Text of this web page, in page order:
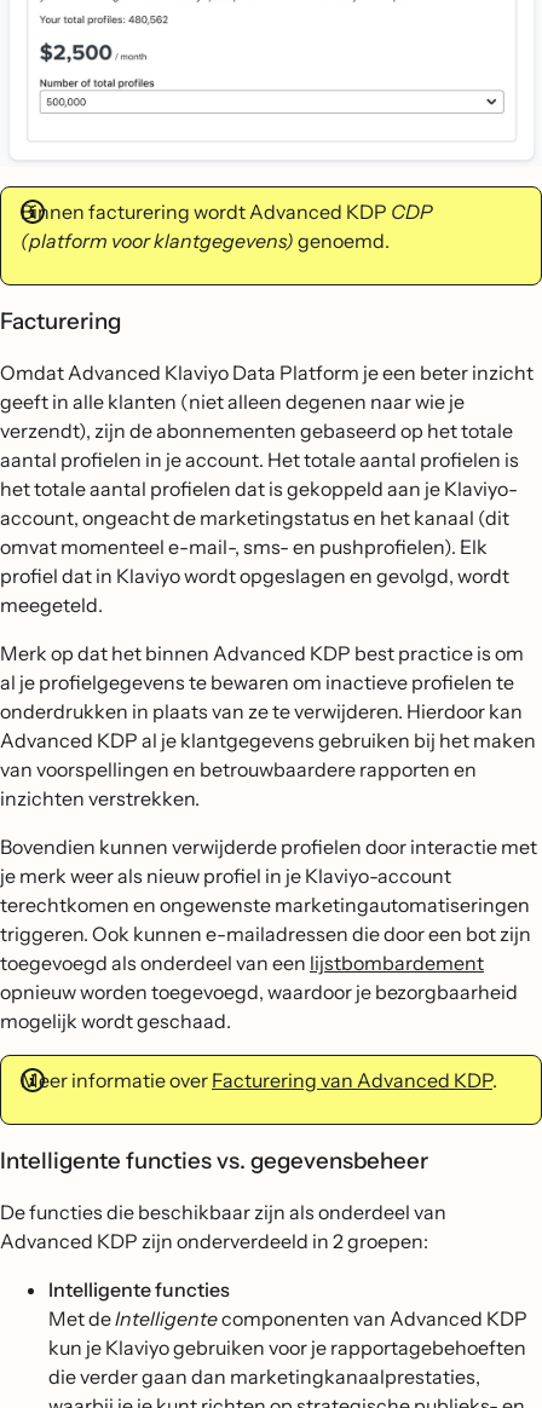
Binnen facturering wordt Advanced KDP CDP
(platform voor klantgegevens) genoemd.
Facturering
Omdat Advanced Klaviyo Data Platform je een beter inzicht
geeft in alle klanten (niet alleen degenen naar wie je
verzendt), zijn de abonnementen gebaseerd op het totale
aantal profielen in je account. Het totale aantal profielen is
het totale aantal profielen dat is gekoppeld aan je Klaviyo-
account, ongeacht de marketingstatus en het kanaal (dit
omvat momenteel e-mail-, sms- en pushprofielen). Elk
profiel dat in Klaviyo wordt opgeslagen en gevolgd, wordt
meegeteld.
Merk op dat het binnen Advanced KDP best practice is om
al je profielgegevens te bewaren om inactieve profielen te
onderdrukken in plaats van ze te verwijderen. Hierdoor kan
Advanced KDP al je klantgegevens gebruiken bij het maken
van voorspellingen en betrouwbaardere rapporten en
inzichten verstrekken.
Bovendien kunnen verwijderde profielen door interactie met
je merk weer als nieuw profiel in je Klaviyo-account
terechtkomen en ongewenste marketingautomatiseringen
triggeren. Ook kunnen e-mailadressen die door een bot zijn
toegevoegd als onderdeel van een lijstbombardement
opnieuw worden toegevoegd, waardoor je bezorgbaarheid
mogelijk wordt geschaad.
Meer informatie over Facturering van Advanced KDP.
Intelligente functies vs. gegevensbeheer
De functies die beschikbaar zijn als onderdeel van
Advanced KDP zijn onderverdeeld in 2 groepen:
Intelligente functies
Met deIntelligentecomponenten van Advanced KDP
kun je Klaviyo gebruiken voor je rapportagebehoeften
die verder gaan dan marketingkanaalprestaties,